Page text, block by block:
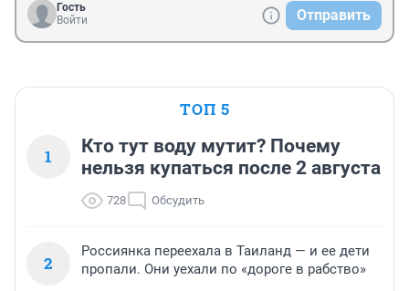
Гость
Войти
Отправить
ТОП 5
1
Кто тут воду мутит? Почему
нельзя купаться после 2 августа
728 Обсудить
2
Россиянка переехала в Таиланд — и ее дети
пропали. Они уехали по «дороге в рабство»